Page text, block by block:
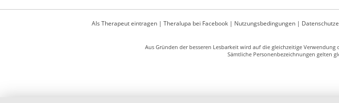
Als Therapeut eintragen| Theralupa bei Facebook| Nutzungsbedingungen|
Aus Gründen der besseren Lesbarkeit wird auf die gleichzeitige
Sämtliche Personenbezeichnungen gelten